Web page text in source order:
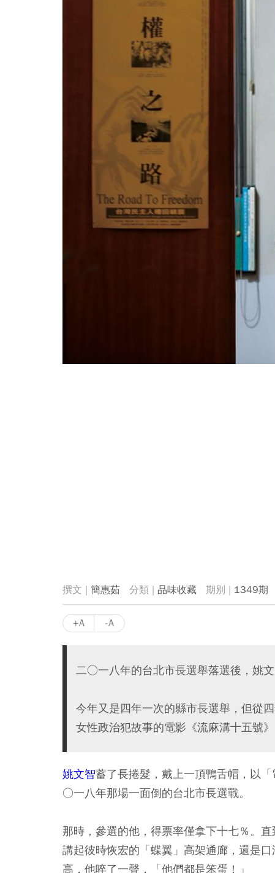
簡惠茹 品味收藏 1349期
+A -A
二○一八年的台北市長選舉落選後，姚
今年又是四年一次的縣市長選舉，但從
女性政治犯故事的電影《流麻溝十五號》
姚文智蓄了長捲髮，戴上一頂鴨舌帽，以
○一八年那場一面倒的台北市長選戰。
那時，參選的他，得票率僅拿下十七％。
講起彼時恢宏的「蝶翼」高架通廊，還是
高，他啐了一聲，「他們都是笨蛋！」